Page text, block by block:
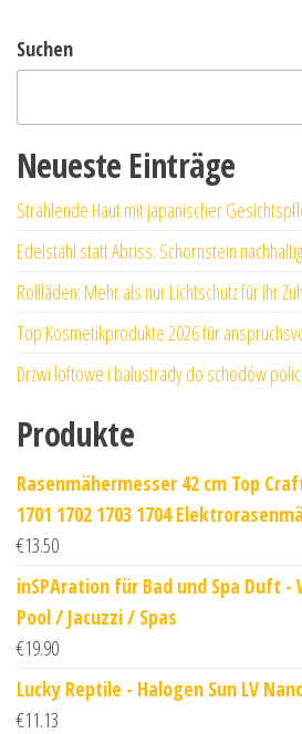
Suchen
Neueste Einträge
Strahlende Haut mit japanischer
Edelstahl statt Abriss: Schornstein
Rollläden: Mehr als nur Lichtschutz für Ihr
Top Kosmetikprodukte 2026 für
Drzwi loftowe i balustrady do schodów
Produkte
Rasenmähermesser 42 cm Top
1701 1702 1703 1704
€13.50
inSPAration für Bad und Spa Duft -
Pool / Jacuzzi / Spas
€19.90
Lucky Reptile - Halogen Sun LV
€11.13